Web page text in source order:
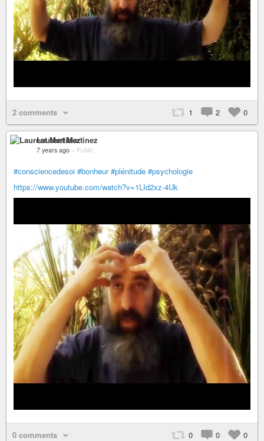
2 comments 1 2 0
Laurent Martinez
7 years ago – Public
#consciencedesoi #bonheur #plénitude #psychologie
https://www.youtube.com/watch?v=1LId2xz-4Uk
0 comments 0 0 0